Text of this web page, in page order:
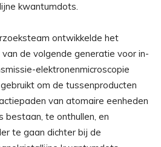
kwantumdots.
ontwikkelde het
de volgende generatie voor in-
elektronenmicroscopie
om de tussenproducten
van atomaire eenheden
bestaan, te onthullen, en
te gaan dichter bij de